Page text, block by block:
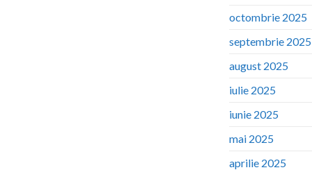
octombrie 2025
septembrie 2025
august 2025
iulie 2025
iunie 2025
mai 2025
aprilie 2025